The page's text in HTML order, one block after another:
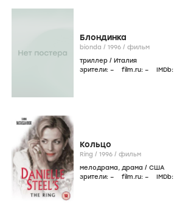
Блондинка
bionda / 1996 / фильм
триллер / Италия
зрители: – film.ru: – IMDb:
Кольцо
Ring / 1996 / фильм
мелодрама, драма / США
зрители: – film.ru: – IMDb: